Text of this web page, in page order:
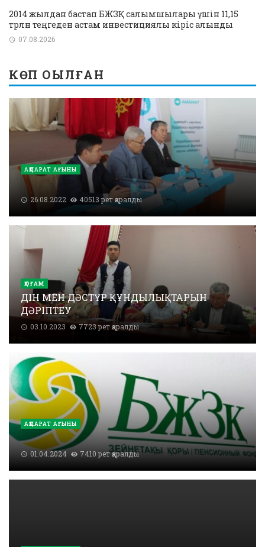
2014 жылдан бастап БЖЗҚ салымшылары үшін 11,15
трлн теңгеден астам инвестициялық кіріс алынды
07.08.2026
КӨП ОҚЫЛҒАН
АҚПАРАТ АҒЫНЫ
26.08.2022 40513 рет қаралды
ҚОҒАМ
ДІН МЕН ДӘСТҮР ҚҰНДЫЛЫҚТАРЫН
ДӘРІПТЕУ
03.10.2023 7723 рет қаралды
АҚПАРАТ АҒЫНЫ
01.04.2024 7410 рет қаралды